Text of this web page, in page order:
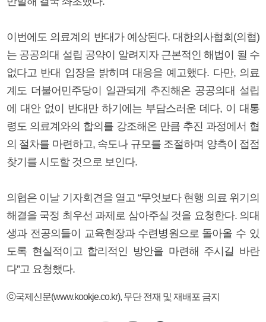
이번에도 의료계의 반대가 예상된다. 대한의사협회(의협)
는 공공의대 설립 공약이 알려지자 근본적인 해법이 될 수
없다고 반대 입장을 밝히며 대응을 예고했다. 다만, 의료
계도 더불어민주당이 일관되게 추진해온 공공의대 설립
에 대안 없이 반대만 하기에는 부담스러운 데다, 이 대통
령도 의료계와의 합의를 강조해온 만큼 추진 과정에서 협
의 절차를 마련하고, 속도나 규모를 조절하며 양측이 접점
찾기를 시도할 것으로 보인다.
의협은 이날 기자회견을 열고 “무엇보다 현행 의료 위기의
해결을 국정 최우선 과제로 삼아주실 것을 요청한다. 의대
생과 전공의들이 교육현장과 수련병원으로 돌아올 수 있
도록 현실적이고 합리적인 방안을 마련해 주시길 바란
다”고 요청했다.
ⓒ국제신문(www.kookje.co.kr), 무단 전재 및 재배포 금지